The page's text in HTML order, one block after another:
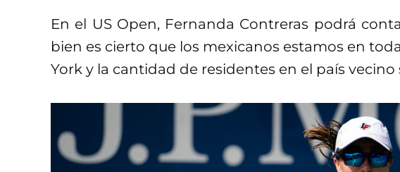
En el US Open, Fernanda Contreras podrá
bien es cierto que los mexicanos estamos en
York y la cantidad de residentes en el país